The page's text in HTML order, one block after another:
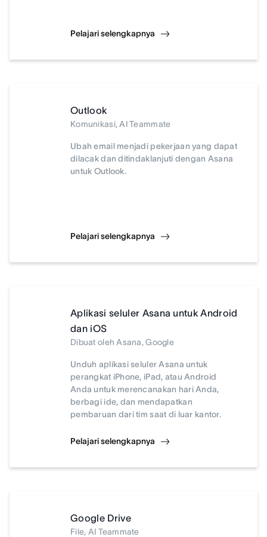
Pelajari selengkapnya
Outlook
Komunikasi, AI Teammate
Ubah email menjadi pekerjaan yang dapat
dilacak dan ditindaklanjuti dengan Asana
untuk Outlook.
Pelajari selengkapnya
Aplikasi seluler Asana untuk Android
dan iOS
Dibuat oleh Asana, Google
Unduh aplikasi seluler Asana untuk
perangkat iPhone, iPad, atau Android
Anda untuk merencanakan hari Anda,
berbagi ide, dan mendapatkan
pembaruan dari tim saat di luar kantor.
Pelajari selengkapnya
Google Drive
File, AI Teammate